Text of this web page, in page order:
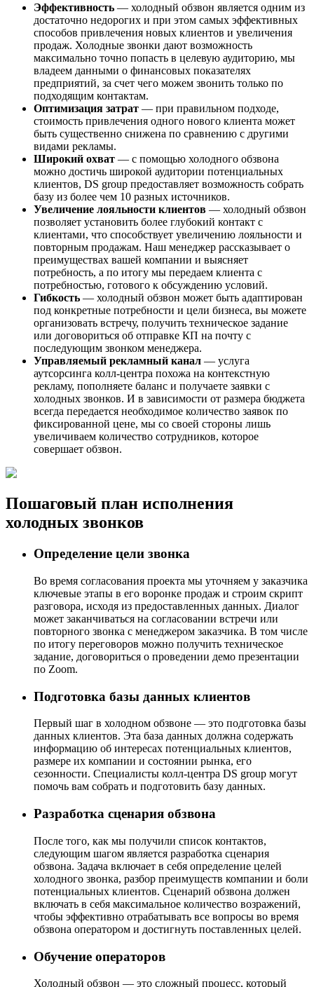
Эффективность — холодный обзвон является одним из
достаточно недорогих и при этом самых эффективных
способов привлечения новых клиентов и увеличения
продаж. Холодные звонки дают возможность
максимально точно попасть в целевую аудиторию, мы
владеем данными о финансовых показателях
предприятий, за счет чего можем звонить только по
подходящим контактам.
Оптимизация затрат — при правильном подходе,
стоимость привлечения одного нового клиента может
быть существенно снижена по сравнению с другими
видами рекламы.
Широкий охват — с помощью холодного обзвона
можно достичь широкой аудитории потенциальных
клиентов, DS group предоставляет возможность собрать
базу из более чем 10 разных источников.
Увеличение лояльности клиентов — холодный обзвон
позволяет установить более глубокий контакт с
клиентами, что способствует увеличению лояльности и
повторным продажам. Наш менеджер рассказывает о
преимуществах вашей компании и выясняет
потребность, а по итогу мы передаем клиента с
потребностью, готового к обсуждению условий.
Гибкость — холодный обзвон может быть адаптирован
под конкретные потребности и цели бизнеса, вы можете
организовать встречу, получить техническое задание
или договориться об отправке КП на почту с
последующим звонком менеджера.
Управляемый рекламный канал — услуга
аутсорсинга колл-центра похожа на контекстную
рекламу, пополняете баланс и получаете заявки с
холодных звонков. И в зависимости от размера бюджета
всегда передается необходимое количество заявок по
фиксированной цене, мы со своей стороны лишь
увеличиваем количество сотрудников, которое
совершает обзвон.
Пошаговый план исполнения
холодных звонков
Определение цели звонка
Во время согласования проекта мы уточняем у заказчика
ключевые этапы в его воронке продаж и строим скрипт
разговора, исходя из предоставленных данных. Диалог
может заканчиваться на согласовании встречи или
повторного звонка с менеджером заказчика. В том числе
по итогу переговоров можно получить техническое
задание, договориться о проведении демо презентации
по Zoom.
Подготовка базы данных клиентов
Первый шаг в холодном обзвоне — это подготовка базы
данных клиентов. Эта база данных должна содержать
информацию об интересах потенциальных клиентов,
размере их компании и состоянии рынка, его
сезонности. Специалисты колл-центра DS group могут
помочь вам собрать и подготовить базу данных.
Разработка сценария обзвона
После того, как мы получили список контактов,
следующим шагом является разработка сценария
обзвона. Задача включает в себя определение целей
холодного звонка, разбор преимуществ компании и боли
потенциальных клиентов. Сценарий обзвона должен
включать в себя максимальное количество возражений,
чтобы эффективно отрабатывать все вопросы во время
обзвона оператором и достигнуть поставленных целей.
Обучение операторов
Холодный обзвон — это сложный процесс, который